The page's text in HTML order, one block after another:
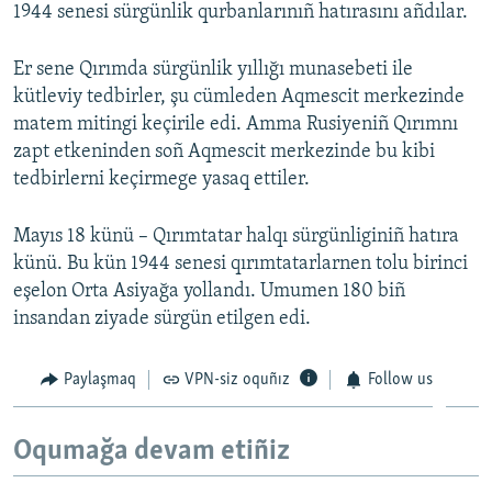
1944 senesi sürgünlik qurbanlarınıñ hatırasını añdılar.
Er sene Qırımda sürgünlik yıllığı munasebeti ile
kütleviy tedbirler, şu cümleden Aqmescit merkezinde
matem mitingi keçirile edi. Amma Rusiyeniñ Qırımnı
zapt etkeninden soñ Aqmescit merkezinde bu kibi
tedbirlerni keçirmege yasaq ettiler.
Mayıs 18 künü – Qırımtatar halqı sürgünliginiñ hatıra
künü. Bu kün 1944 senesi qırımtatarlarnen tolu birinci
eşelon Orta Asiyağa yollandı. Umumen 180 biñ
insandan ziyade sürgün etilgen edi.
Paylaşmaq VPN-siz oquñız Follow us
Oqumağa devam etiñiz